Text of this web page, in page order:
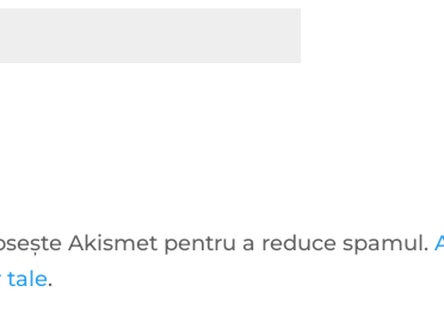
Akismet pentru a reduce spamul.
tale.